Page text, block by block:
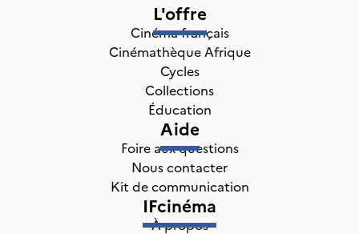
L'offre
Cinéma français
Cinémathèque Afrique
Cycles
Collections
Éducation
Aide
Foire aux questions
Nous contacter
Kit de communication
IFcinéma
À propos